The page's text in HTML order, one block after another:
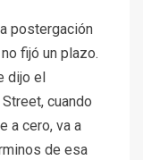
postergación
fijó un plazo.
dijo el
cuando
a cero, va a
de esa